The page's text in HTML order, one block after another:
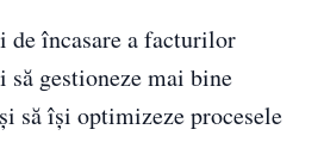
de încasare a facturilor
gestioneze mai bine
să își optimizeze procesele